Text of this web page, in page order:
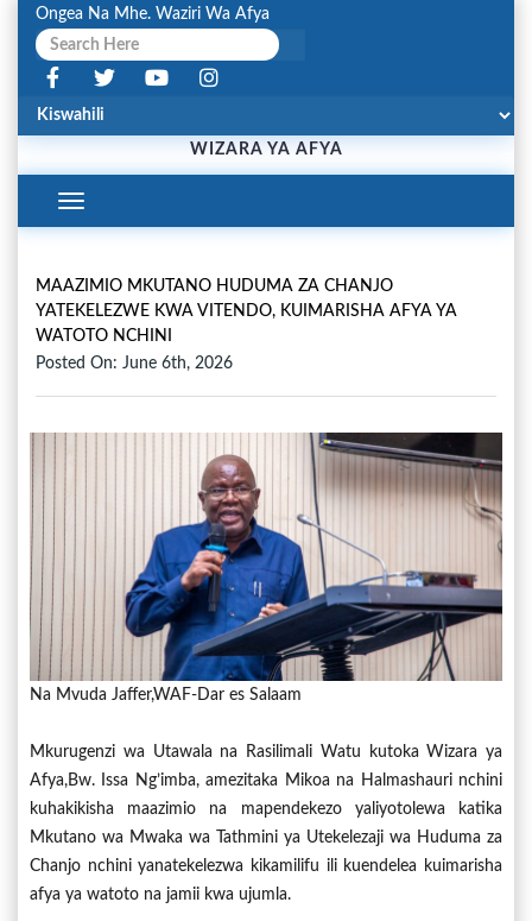
Ongea Na Mhe. Waziri Wa Afya
WIZARA YA AFYA
Toggle
Navigation
MAAZIMIO MKUTANO HUDUMA ZA CHANJO
YATEKELEZWE KWA VITENDO, KUIMARISHA AFYA YA
WATOTO NCHINI
Posted On: June 6th, 2026
Na Mvuda Jaffer,WAF-Dar es Salaam
Mkurugenzi wa Utawala na Rasilimali Watu kutoka Wizara ya
Afya,Bw. Issa Ng’imba, amezitaka Mikoa na Halmashauri nchini
kuhakikisha maazimio na mapendekezo yaliyotolewa katika
Mkutano wa Mwaka wa Tathmini ya Utekelezaji wa Huduma za
Chanjo nchini yanatekelezwa kikamilifu ili kuendelea kuimarisha
afya ya watoto na jamii kwa ujumla.